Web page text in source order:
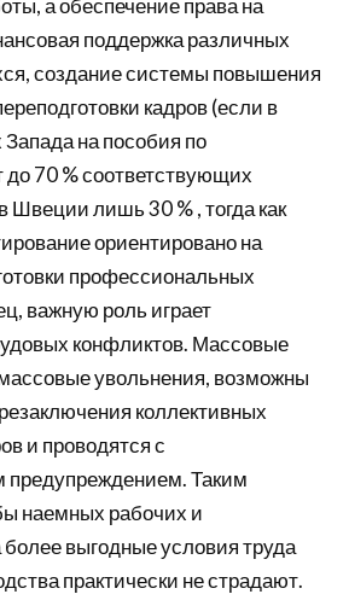
а обеспечение права на
поддержка различных
создание системы повышения
кадров (если в
на пособия по
до 70 % соответствующих
Швеции лишь 30 % , тогда как
ориентировано на
профессиональных
важную роль играет
конфликтов. Массовые
массовые увольнения, возможны
коллективных
и проводятся с
предупреждением. Таким
наемных рабочих и
более выгодные условия труда
практически не страдают.